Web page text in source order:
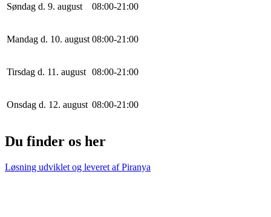
Søndag d. 9. august 08:00-21 :00
Mandag d. 10. august 08:00-21 :00
Tirsdag d. 11. august 08:00-21 :00
Onsdag d. 12. august 08:00-21 :00
Du finder os her
Løsning udviklet og leveret afPiranya